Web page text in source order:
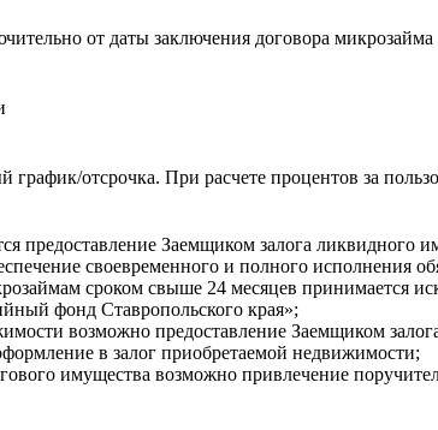
от даты заключения договора микрозайма
отсрочка. При расчете процентов за
предоставление Заемщиком залога ликвидного
своевременного и полного исполнения
сроком свыше 24 месяцев принимается
фонд Ставропольского края»;
возможно предоставление Заемщиком
в залог приобретаемой недвижимости;
имущества возможно привлечение